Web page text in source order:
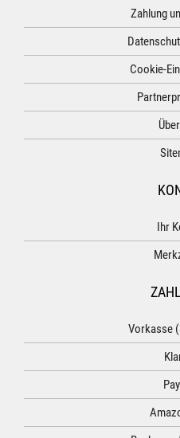
Zahlung
Cookie-
Ihr
Vorkasse